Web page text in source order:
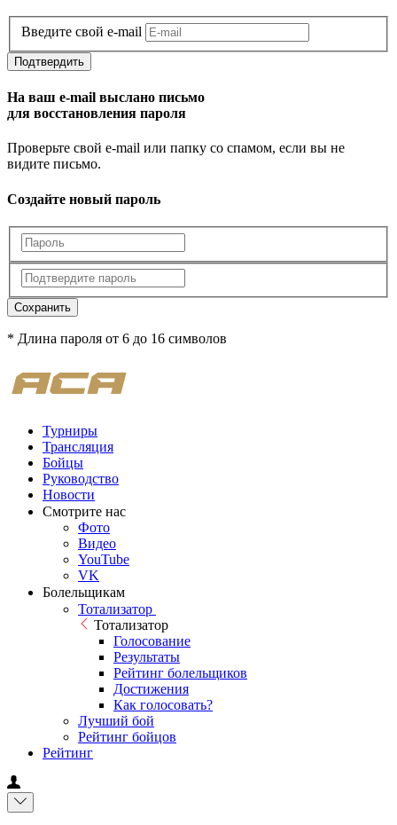
Введите свой e-mail
Подтвердить
На ваш e-mail выслано письмо
для восстановления пароля
Проверьте свой e-mail или папку со спамом, если вы не
видите письмо.
Создайте новый пароль
Сохранить
* Длина пароля от 6 до 16 символов
Турниры
Трансляция
Бойцы
Руководство
Новости
Смотрите нас
Фото
Видео
YouTube
VK
Болельщикам
Тотализатор
Тотализатор
Голосование
Результаты
Рейтинг болельщиков
Достижения
Как голосовать?
Лучший бой
Рейтинг бойцов
Рейтинг